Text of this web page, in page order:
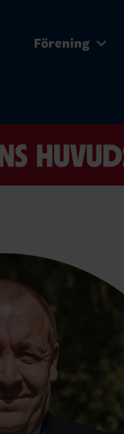
Förening